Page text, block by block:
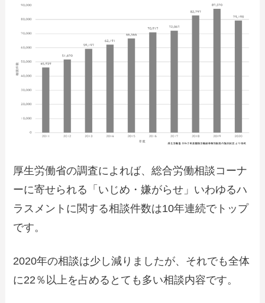
厚生労働省の調査によれば、総合労働相談コーナ
ーに寄せられる「いじめ・嫌がらせ」いわゆるハ
ラスメントに関する相談件数は10年連続でトップ
です。
2020年の相談は少し減りましたが、それでも全体
に22％以上を占めるとても多い相談内容です。